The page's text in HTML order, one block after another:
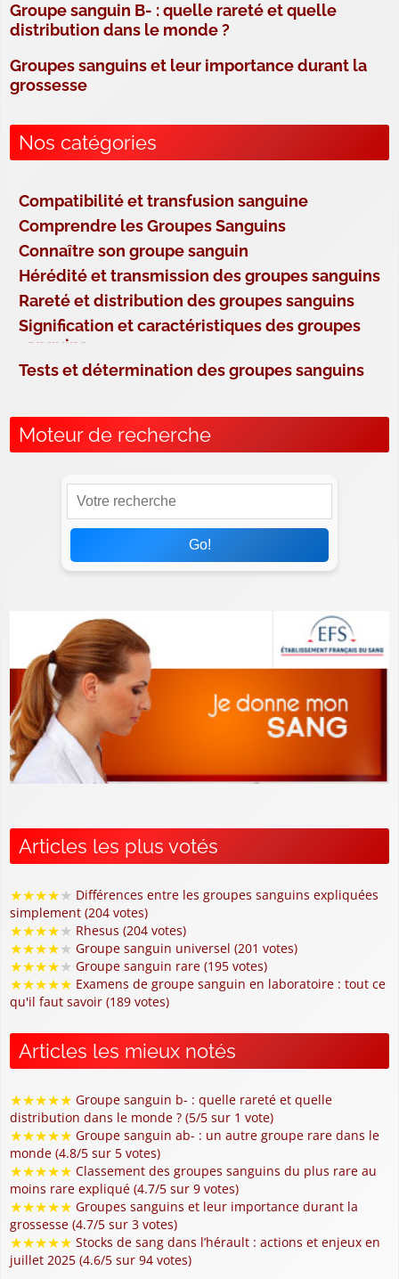
Groupe sanguin B- : quelle rareté et quelle
distribution dans le monde ?
Groupes sanguins et leur importance durant la
grossesse
Nos catégories
Compatibilité et transfusion sanguine
Comprendre les Groupes Sanguins
Connaître son groupe sanguin
Hérédité et transmission des groupes sanguins
Rareté et distribution des groupes sanguins
Signification et caractéristiques des groupes
sanguins
Tests et détermination des groupes sanguins
Moteur de recherche
Go!
Articles les plus votés
★★★★★ Différences entre les groupes sanguins expliquées
simplement (204 votes)
★★★★★ Rhesus (204 votes)
★★★★★ Groupe sanguin universel (201 votes)
★★★★★ Groupe sanguin rare (195 votes)
★★★★★ Examens de groupe sanguin en laboratoire : tout ce
qu'il faut savoir (189 votes)
Articles les mieux notés
★★★★★ Groupe sanguin b- : quelle rareté et quelle
distribution dans le monde ? (5/5 sur 1 vote)
★★★★★ Groupe sanguin ab- : un autre groupe rare dans le
monde (4.8/5 sur 5 votes)
★★★★★ Classement des groupes sanguins du plus rare au
moins rare expliqué (4.7/5 sur 9 votes)
★★★★★ Groupes sanguins et leur importance durant la
grossesse (4.7/5 sur 3 votes)
★★★★★ Stocks de sang dans l’hérault : actions et enjeux en
juillet 2025 (4.6/5 sur 94 votes)